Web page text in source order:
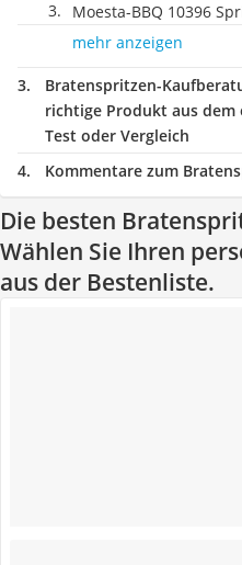
Moesta-BBQ 10396
mehr anzeigen
Bratenspritzen-
richtige Produkt aus
Test oder Vergleich
Kommentare zum
Die besten
Wählen Sie Ihren
aus der Bestenliste.